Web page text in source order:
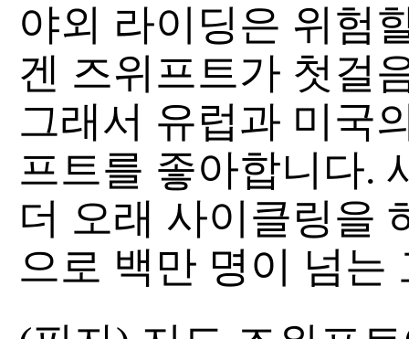
야외 라이딩은 위험
겐 즈위프트가 첫걸
그래서 유럽과 미국
프트를 좋아합니다.
더 오래 사이클링을
으로 백만 명이 넘는